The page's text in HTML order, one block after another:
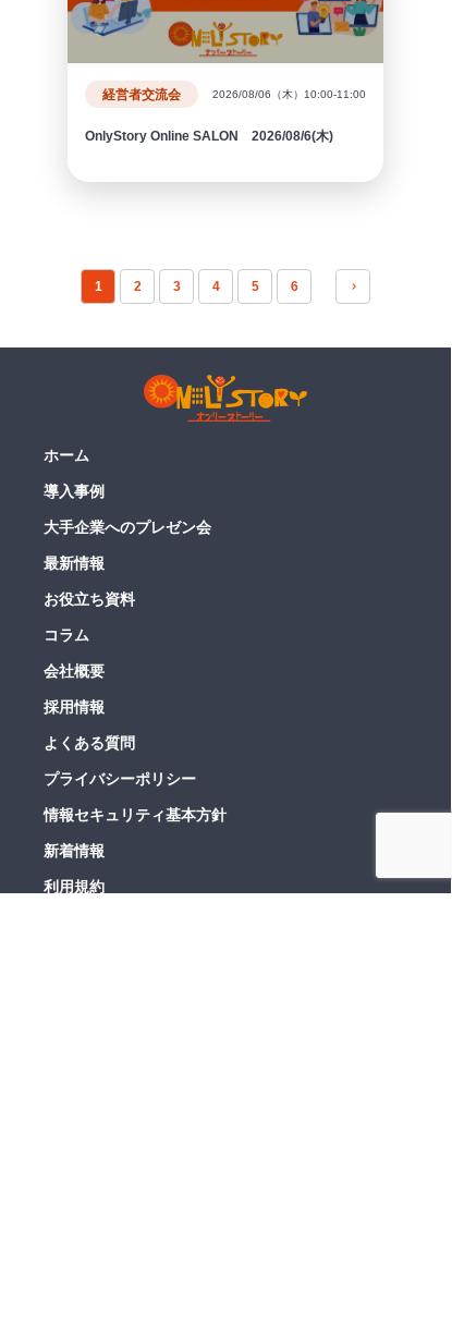
経営者交流会 2026/08/06（木）10:00-11:00
OnlyStory Online SALON 2026/08/6(木)
1 2 3 4 5 6
ホーム
導入事例
大手企業へのプレゼン会
最新情報
お役立ち資料
コラム
会社概要
採用情報
よくある質問
プライバシーポリシー
情報セキュリティ基本方針
新着情報
利用規約